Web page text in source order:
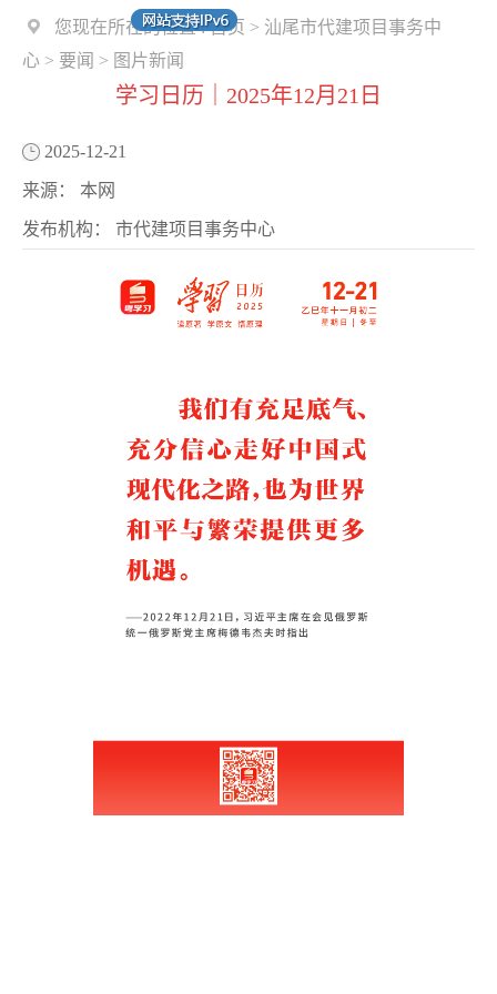
您现在所在的位置 :首页 > 汕尾市代建项目事务中
心 > 要闻 > 图片新闻
学习日历｜2025年12月21日
2025-12-21
来源： 本网
发布机构： 市代建项目事务中心